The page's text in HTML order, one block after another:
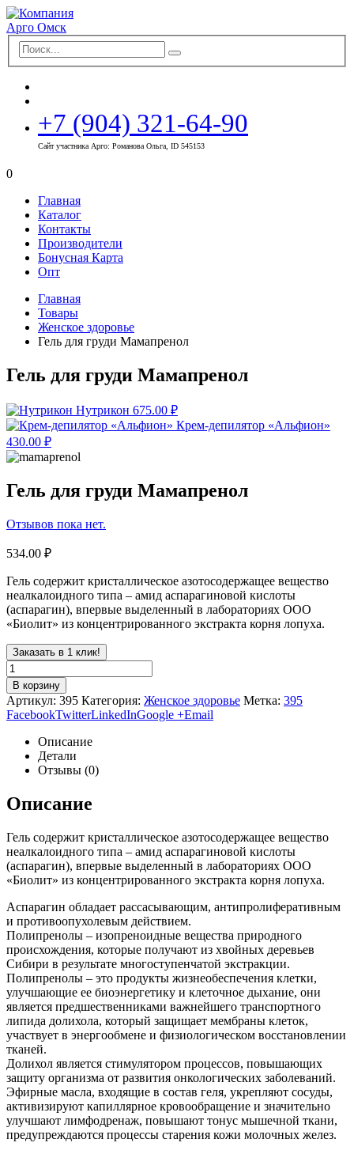
+7 (904) 321-64-90
Сайт участника Арго: Романова Ольга, ID 545153
0
Главная
Каталог
Контакты
Производители
Бонусная Карта
Опт
Главная
Товары
Женское здоровье
Гель для груди Мамапренол
Гель для груди Мамапренол
Нутрикон 675.00 ₽
Крем-депилятор «Альфион»
430.00 ₽
Гель для груди Мамапренол
Отзывов пока нет.
534.00 ₽
Гель содержит кристаллическое азотосодержащее вещество
неалкалоидного типа – амид аспарагиновой кислоты
(аспарагин), впервые выделенный в лабораториях ООО
«Биолит» из концентрированного экстракта корня лопуха.
Заказать в 1 клик!
В корзину
Артикул: 395 Категория: Женское здоровье Метка: 395
FacebookTwitterLinkedInGoogle +Email
Описание
Детали
Отзывы (0)
Описание
Гель содержит кристаллическое азотосодержащее вещество
неалкалоидного типа – амид аспарагиновой кислоты
(аспарагин), впервые выделенный в лабораториях ООО
«Биолит» из концентрированного экстракта корня лопуха.
Аспарагин обладает рассасывающим, антипролиферативным
и противоопухолевым действием.
Полипренолы – изопреноидные вещества природного
происхождения, которые получают из хвойных деревьев
Сибири в результате многоступенчатой экстракции.
Полипренолы – это продукты жизнеобеспечения клетки,
улучшающие ее биоэнергетику и клеточное дыхание, они
является предшественниками важнейшего транспортного
липида долихола, который защищает мембраны клеток,
участвует в энергообмене и физиологическом восстановлении
тканей.
Долихол является стимулятором процессов, повышающих
защиту организма от развития онкологических заболеваний.
Эфирные масла, входящие в состав геля, укрепляют сосуды,
активизируют капиллярное кровообращение и значительно
улучшают лимфодренаж, повышают тонус мышечной ткани,
предупреждаются процессы старения кожи молочных желез.